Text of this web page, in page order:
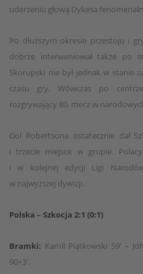
uderzeniu głową Dykesa
Po dłuższym okresie przestoju i
dobrze interweniował także po
Skorupski nie był jednak w stanie
czasu gry. Wówczas po
rozgrywający 80. mecz w
Gol Robertsona ostatecznie dał
i trzecie miejsce w grupie.
i w kolejnej edycji Ligi
w najwyższej dywizji.
Polska – Szkocja 2:1 (0:1)
Bramki: Kamil Piątkowski 59' –
90+3'.